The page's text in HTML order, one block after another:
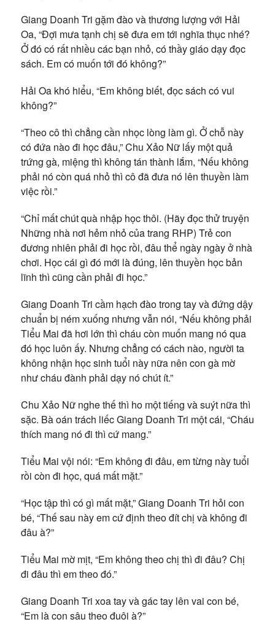
Giang Doanh Tri gặm đào và thương lượng với Hải
Oa, “Đợi mưa tạnh chị sẽ đưa em tới nghĩa thục nhé?
Ở đó có rất nhiều các bạn nhỏ, có thầy giáo dạy đọc
sách. Em có muốn tới đó không?”
Hải Oa khó hiểu, “Em không biết, đọc sách có vui
không?”
“Theo cô thì chẳng cần nhọc lòng làm gì. Ở chỗ này
có đứa nào đi học đâu,” Chu Xảo Nữ lấy một quả
trứng gà, miệng thì không tán thành lắm, “Nếu không
phải nó còn quá nhỏ thì cô đã đưa nó lên thuyền làm
việc rồi.”
“Chỉ mất chút quà nhập học thôi. (Hãy đọc thử truyện
Những nhà nơi hẻm nhỏ của trang RHP) Trẻ con
đương nhiên phải đi học rồi, đâu thể ngày ngày ở nhà
chơi. Học cái gì đó mới là đúng, lên thuyền học bản
lĩnh thì cũng cần phải đi học.”
Giang Doanh Tri cầm hạch đào trong tay và đứng dậy
chuẩn bị ném xuống nhưng vẫn nói, “Nếu không phải
Tiểu Mai đã hơi lớn thì cháu còn muốn mang nó qua
đó học luôn ấy. Nhưng chẳng có cách nào, người ta
không nhận học sinh tuổi này nữa nên con gà mờ
như cháu đành phải dạy nó chút ít.”
Chu Xảo Nữ nghe thế thì ho một tiếng và suýt nữa thì
sặc. Bà oán trách liếc Giang Doanh Tri một cái, “Cháu
thích mang nó đi thì cứ mang.”
Tiểu Mai vội nói: “Em không đi đâu, em từng này tuổi
rồi còn đi học, quá mất mặt.”
“Học tập thì có gì mất mặt,” Giang Doanh Tri hỏi con
bé, “Thế sau này em cứ định theo đít chị và không đi
đâu à?”
Tiểu Mai mờ mịt, “Em không theo chị thì đi đâu? Chị
đi đâu thì em theo đó.”
Giang Doanh Tri xoa tay và gác tay lên vai con bé,
“Em là con sâu theo đuôi à?”